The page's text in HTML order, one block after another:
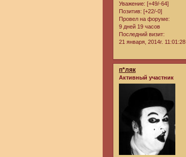
Уважение: [+49/-64]
Позитив: [+22/-0]
Провел на форуме:
9 дней 19 часов
Последний визит:
21 января, 2014г. 11:01:28
п*ляк
Активный участник